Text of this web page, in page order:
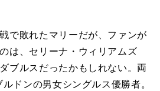
で敗れたマリーだが、ファンが
は、セリーナ・ウィリアムズ
ブルスだったかもしれない。両
ドンの男女シングルス優勝者。